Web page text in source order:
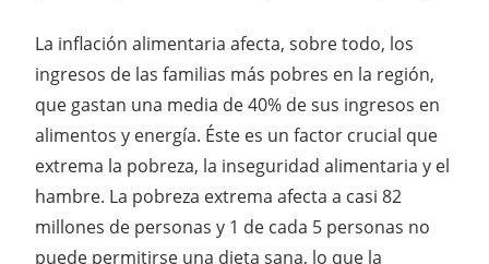
La inflación alimentaria afecta, sobre todo, los
ingresos de las familias más pobres en la región,
que gastan una media de 40% de sus ingresos en
alimentos y energía. Éste es un factor crucial que
extrema la pobreza, la inseguridad alimentaria y el
hambre. La pobreza extrema afecta a casi 82
millones de personas y 1 de cada 5 personas no
puede permitirse una dieta sana, lo que la